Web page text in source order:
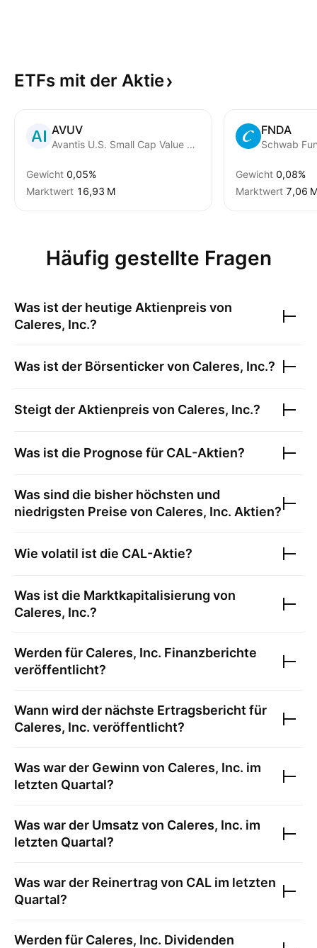
ETFs mit der Aktie
AVUV
Avantis U.S. Small Cap Value ETF
Gewicht 0,05%
Marktwert ‪16,93 M‬
FNDA
Gewicht 0,08%
Marktwert ‪7,06
Häufig gestellte Fragen
Was ist der heutige Aktienpreis von
Caleres, Inc.?
Was ist der Börsenticker von Caleres, Inc.?
Steigt der Aktienpreis von Caleres, Inc.?
Was ist die Prognose für CAL-Aktien?
Was sind die bisher höchsten und
niedrigsten Preise von Caleres, Inc. Aktien?
Wie volatil ist die CAL-Aktie?
Was ist die Marktkapitalisierung von
Caleres, Inc.?
Werden für Caleres, Inc. Finanzberichte
veröffentlicht?
Wann wird der nächste Ertragsbericht für
Caleres, Inc. veröffentlicht?
Was war der Gewinn von Caleres, Inc. im
letzten Quartal?
Was war der Umsatz von Caleres, Inc. im
letzten Quartal?
Was war der Reinertrag von CAL im letzten
Quartal?
Werden für Caleres, Inc. Dividenden